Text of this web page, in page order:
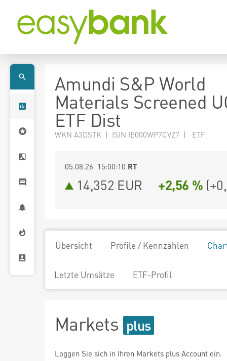
Amundi S&P World
Materials Screened
ETF Dist
WKN A3DSTK | ISIN IE000WP7CVZ7 | ETF
05.08.26 15:00:10 RT
14,352 EUR +2,56 % (
Übersicht Profile / Kennzahlen
Letzte Umsätze ETF-Profil
Markets
Loggen Sie sich in Ihren Markets plus Account ein.